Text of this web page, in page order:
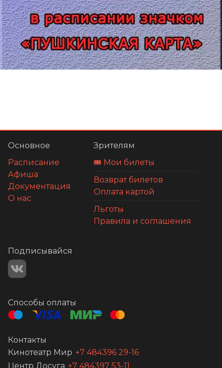
Основное
Расписание
Афиша
Документация
О нас
Зрителям
🎟️ Мои билеты
Возврат билетов
Оплата картой
Льготы
Правила и соглашения
Подписывайся
Способы оплаты
Контакты
Кинотеатр Мир +7 484396 29-16
Центр Досуга +7 484397 53-11